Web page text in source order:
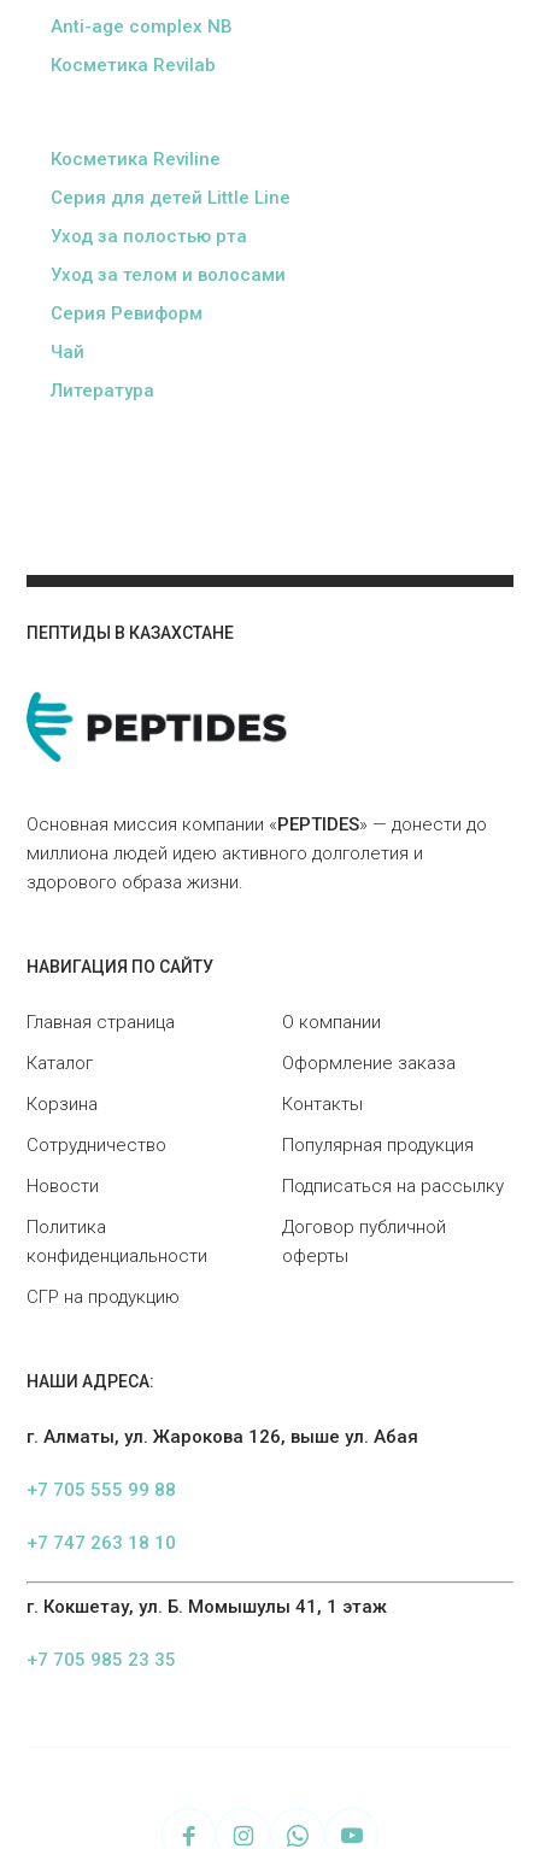
Anti-age complex NB
Косметика Revilab
Косметика Reviline
Серия для детей Little Line
Уход за полостью рта
Уход за телом и волосами
Серия Ревиформ
Чай
Литература
ПЕПТИДЫ В КАЗАХСТАНЕ
Основная миссия компании «PEPTIDES» — донести до
миллиона людей идею активного долголетия и
здорового образа жизни.
НАВИГАЦИЯ ПО САЙТУ
Главная страница
О компании
Каталог
Оформление заказа
Корзина
Контакты
Сотрудничество
Популярная продукция
Новости
Подписаться на рассылку
Политика
конфиденциальности
Договор публичной
оферты
СГР на продукцию
НАШИ АДРЕСА:
г. Алматы, ул. Жарокова 126, выше ул. Абая
+7 705 555 99 88
+7 747 263 18 10
г. Кокшетау, ул. Б. Момышулы 41, 1 этаж
+7 705 985 23 35